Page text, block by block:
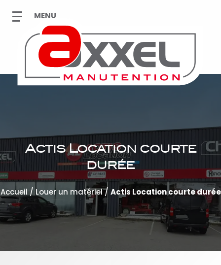
Actis Location courte
durée
Accueil / Louer un matériel/ Actis Location courte durée